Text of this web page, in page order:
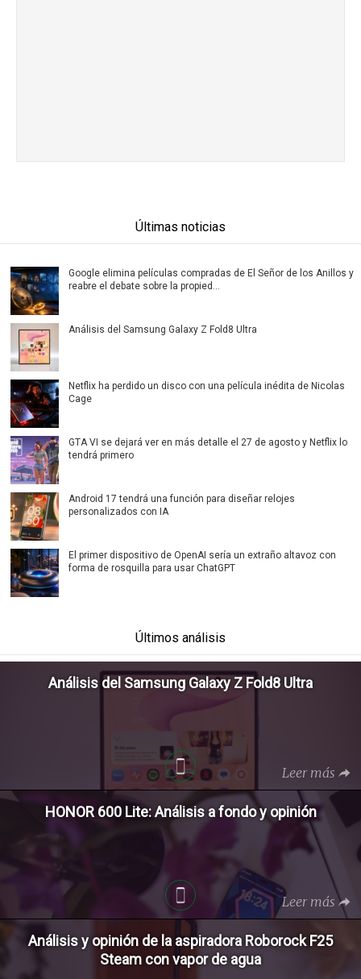
Últimas noticias
Google elimina películas compradas de El Señor de los Anillos y
reabre el debate sobre la propied...
Análisis del Samsung Galaxy Z Fold8 Ultra
Netflix ha perdido un disco con una película inédita de Nicolas
Cage
GTA VI se dejará ver en más detalle el 27 de agosto y Netflix lo
tendrá primero
Android 17 tendrá una función para diseñar relojes
personalizados con IA
El primer dispositivo de OpenAI sería un extraño altavoz con
forma de rosquilla para usar ChatGPT
Últimos análisis
Análisis del Samsung Galaxy Z Fold8 Ultra
Leer más
HONOR 600 Lite: Análisis a fondo y opinión
Leer más
Análisis y opinión de la aspiradora Roborock F25
Steam con vapor de agua